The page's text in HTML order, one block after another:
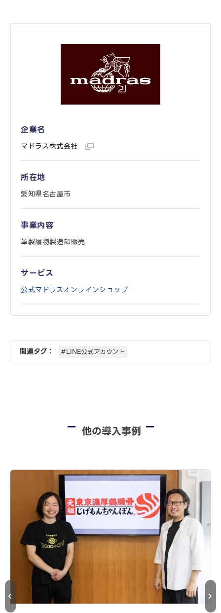
企業名
マドラス株式会社
所在地
愛知県名古屋市
事業内容
革製履物製造卸販売
サービス
公式マドラスオンラインショップ
関連タグ： #LINE公式アカウント
他の導入事例